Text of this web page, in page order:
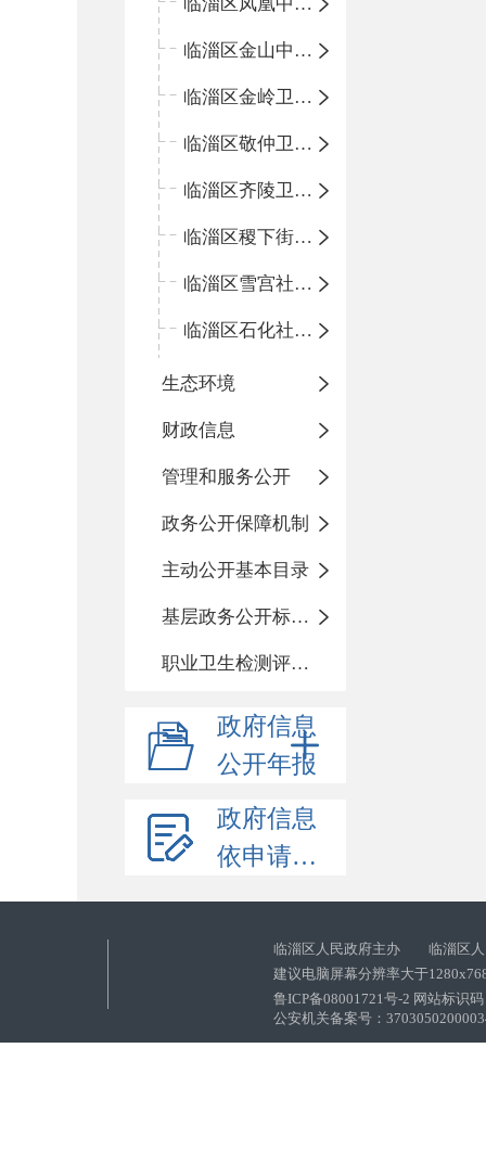
临淄区金山中心卫生院
临淄区金岭卫生院
临淄区敬仲卫生院
临淄区齐陵卫生院
临淄区稷下街道淄江社区卫生服务中心
临淄区雪宫社区卫生服务中心
临淄区石化社区卫生服务中心
生态环境
财政信息
管理和服务公开
政务公开保障机制
主动公开基本目录
基层政务公开标准化目录
职业卫生检测评价信息
政府信息
公开年报
政府信息
依申请公开
临淄区人民政府主办 临淄区人
建议电脑屏幕分辨率大于
鲁ICP备08001721号-2 网站标识
公安机关备案号：